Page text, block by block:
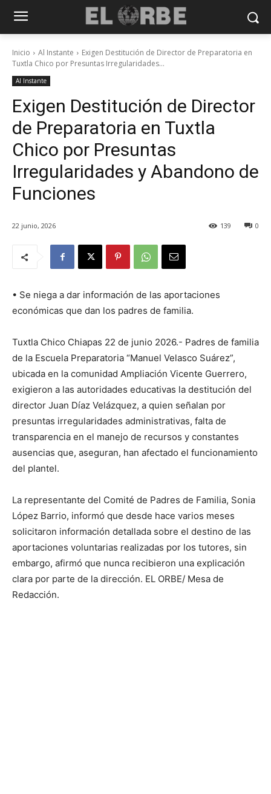
Inicio Al Instante
Exigen Destitución de Director de Preparatoria en
Tuxtla Chico por Presuntas Irregularidades...
Al Instante
Exigen Destitución de Director
de Preparatoria en Tuxtla
Chico por Presuntas
Irregularidades y Abandono de
Funciones
22 junio, 2026 0
139
• Se niega a dar información de las aportaciones
económicas que dan los padres de familia.
Tuxtla Chico Chiapas 22 de junio 2026.- Padres de familia
de la Escuela Preparatoria “Manuel Velasco Suárez”,
ubicada en la comunidad Ampliación Vicente Guerrero,
exigieron a las autoridades educativas la destitución del
director Juan Díaz Velázquez, a quien señalan por
presuntas irregularidades administrativas, falta de
transparencia en el manejo de recursos y constantes
ausencias que, aseguran, han afectado el funcionamiento
del plantel.
La representante del Comité de Padres de Familia, Sonia
López Barrio, informó que desde hace varios meses
solicitaron información detallada sobre el destino de las
aportaciones voluntarias realizadas por los tutores, sin
embargo, afirmó que nunca recibieron una explicación
clara por parte de la dirección. EL ORBE/ Mesa de
Redacción.